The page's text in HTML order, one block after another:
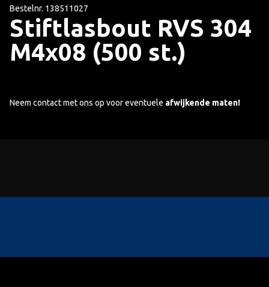
Bestelnr. 138511027
Stiftlasbout RVS 304
M4x08 (500 st.)
Neem contact met ons op voor eventuele afwijkende maten!